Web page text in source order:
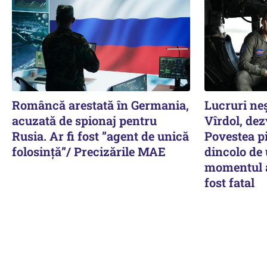
Româncă arestată în Germania,
acuzată de spionaj pentru
Rusia. Ar fi fost ”agent de unică
folosință”/ Precizările MAE
Lucruri
Vîrdol,
Povestea
dincolo de
momentul
fost fatal